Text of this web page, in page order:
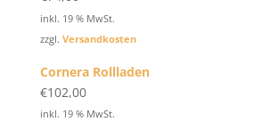
inkl. 19 % MwSt.
zzgl. Versandkosten
Cornera Rollladen
€102,00
inkl. 19 % MwSt.